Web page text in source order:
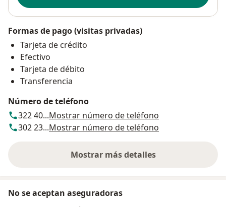
Formas de pago (visitas privadas)
Tarjeta de crédito
Efectivo
Tarjeta de débito
Transferencia
Número de teléfono
322 40...Mostrar número de teléfono
302 23...Mostrar número de teléfono
Mostrar más detalles
sobre la dirección
No se aceptan aseguradoras